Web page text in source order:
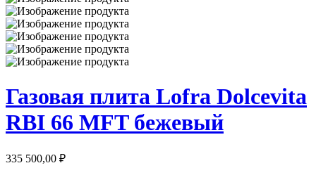
Газовая плита Lofra Dolcevita
RBI 66 MFT бежевый
335 500,00 ₽